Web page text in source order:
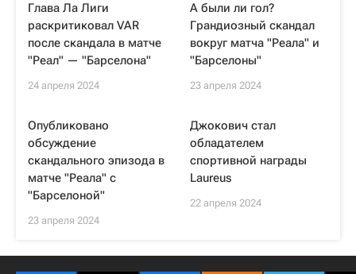
Глава Ла Лиги
раскритиковал VAR
после скандала в матче
"Реал" — "Барселона"
24 апреля 2024
А были ли гол?
Грандиозный скандал
вокруг матча "Реала" и
"Барселоны"
23 апреля 2024
Опубликовано
обсуждение
скандального эпизода в
матче "Реала" с
"Барселоной"
23 апреля 2024
Джокович стал
обладателем
спортивной награды
Laureus
22 апреля 2024